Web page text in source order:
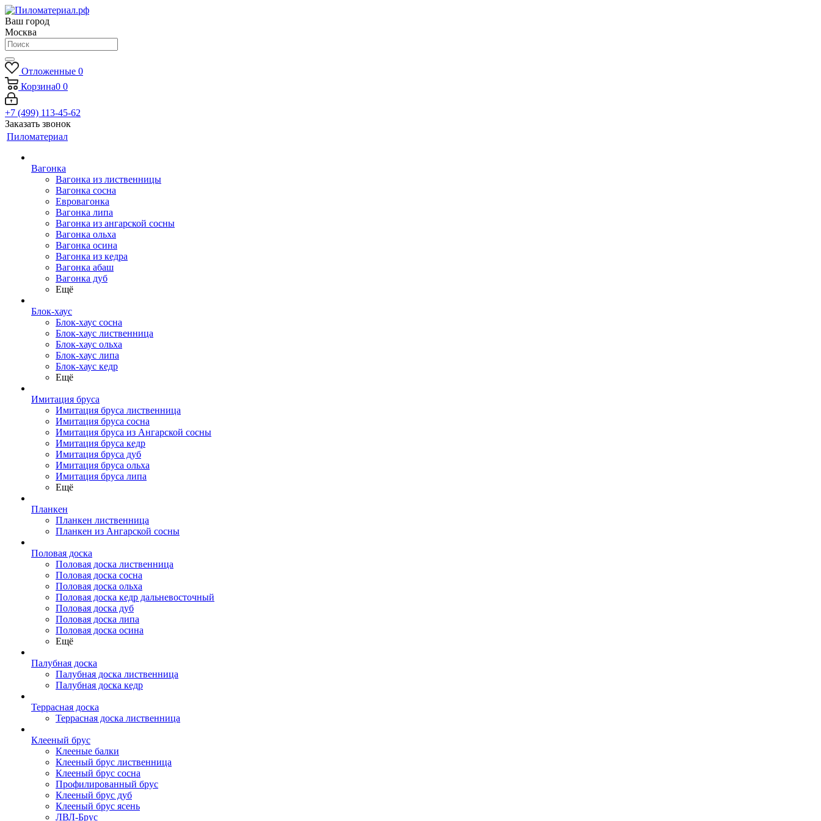
Ваш город
Москва
Отложенные 0
Корзина0 0
+7 (499) 113-45-62
Заказать звонок
Пиломатериал
Вагонка
Вагонка из лиственницы
Вагонка сосна
Евровагонка
Вагонка липа
Вагонка из ангарской сосны
Вагонка ольха
Вагонка осина
Вагонка из кедра
Вагонка абаш
Вагонка дуб
Ещё
Блок-хаус
Блок-хаус сосна
Блок-хаус лиственница
Блок-хаус ольха
Блок-хаус липа
Блок-хаус кедр
Ещё
Имитация бруса
Имитация бруса лиственница
Имитация бруса сосна
Имитация бруса из Ангарской сосны
Имитация бруса кедр
Имитация бруса дуб
Имитация бруса ольха
Имитация бруса липа
Ещё
Планкен
Планкен лиственница
Планкен из Ангарской сосны
Половая доска
Половая доска лиственница
Половая доска сосна
Половая доска ольха
Половая доска кедр дальневосточный
Половая доска дуб
Половая доска липа
Половая доска осина
Ещё
Палубная доска
Палубная доска лиственница
Палубная доска кедр
Террасная доска
Террасная доска лиственница
Клееный брус
Клееные балки
Клееный брус лиственница
Клееный брус сосна
Профилированный брус
Клееный брус дуб
Клееный брус ясень
ЛВЛ-Брус